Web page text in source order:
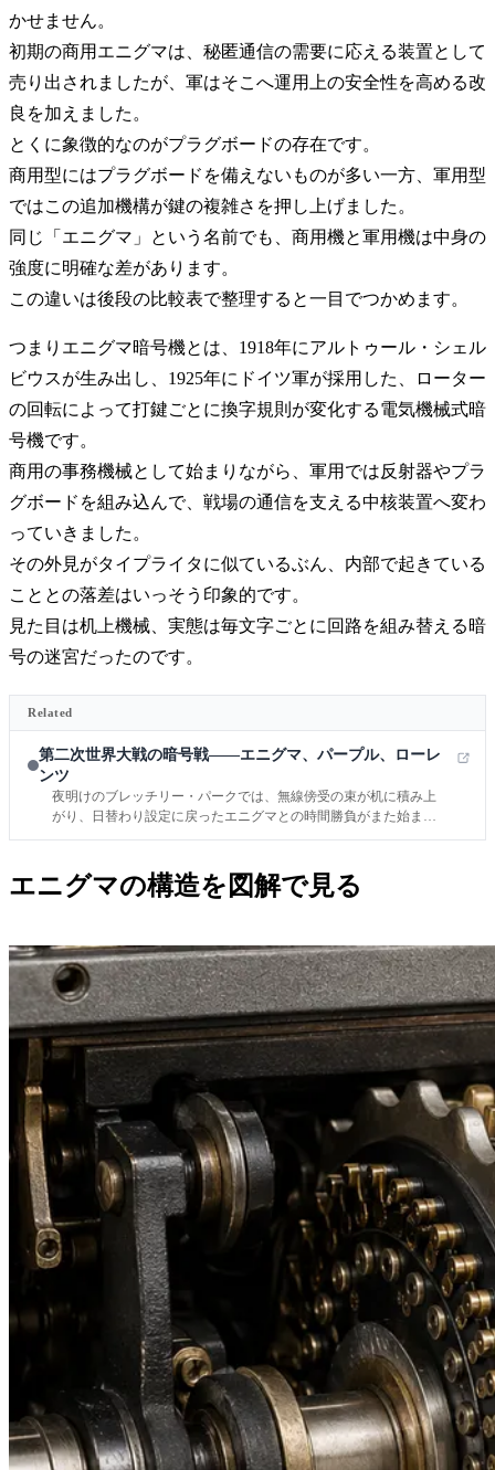
かせません。
初期の商用エニグマは、秘匿通信の需要に応える装置として
売り出されましたが、軍はそこへ運用上の安全性を高める改
良を加えました。
とくに象徴的なのがプラグボードの存在です。
商用型にはプラグボードを備えないものが多い一方、軍用型
ではこの追加機構が鍵の複雑さを押し上げました。
同じ「エニグマ」という名前でも、商用機と軍用機は中身の
強度に明確な差があります。
この違いは後段の比較表で整理すると一目でつかめます。
つまりエニグマ暗号機とは、1918年にアルトゥール・シェル
ビウスが生み出し、1925年にドイツ軍が採用した、ローター
の回転によって打鍵ごとに換字規則が変化する電気機械式暗
号機です。
商用の事務機械として始まりながら、軍用では反射器やプラ
グボードを組み込んで、戦場の通信を支える中核装置へ変わ
っていきました。
その外見がタイプライタに似ているぶん、内部で起きている
こととの落差はいっそう印象的です。
見た目は机上機械、実態は毎文字ごとに回路を組み替える暗
号の迷宮だったのです。
Related
第二次世界大戦の暗号戦——エニグマ、パープル、ローレ
ンツ
夜明けのブレッチリー・パークでは、無線傍受の束が机に積み上
がり、日替わり設定に戻ったエニグマとの時間勝負がまた始まり
げられました。
エニグマの構造を図解で見る